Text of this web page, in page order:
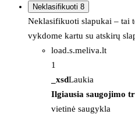
Neklasifikuoti 8
Neklasifikuoti slapukai – tai
vykdome kartu su atskirų
load.s.meliva.lt
1
_xsdLaukia
Ilgiausia saugojimo
vietinė saugykla